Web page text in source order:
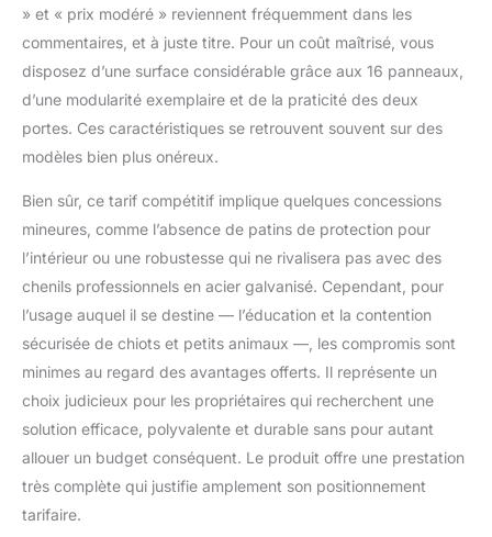
» et « prix modéré » reviennent fréquemment dans les
commentaires, et à juste titre. Pour un coût maîtrisé, vous
disposez d’une surface considérable grâce aux 16 panneaux,
d’une modularité exemplaire et de la praticité des deux
portes. Ces caractéristiques se retrouvent souvent sur des
modèles bien plus onéreux.
Bien sûr, ce tarif compétitif implique quelques concessions
mineures, comme l’absence de patins de protection pour
l’intérieur ou une robustesse qui ne rivalisera pas avec des
chenils professionnels en acier galvanisé. Cependant, pour
l’usage auquel il se destine — l’éducation et la contention
sécurisée de chiots et petits animaux —, les compromis sont
minimes au regard des avantages offerts. Il représente un
choix judicieux pour les propriétaires qui recherchent une
solution efficace, polyvalente et durable sans pour autant
allouer un budget conséquent. Le produit offre une prestation
très complète qui justifie amplement son positionnement
tarifaire.